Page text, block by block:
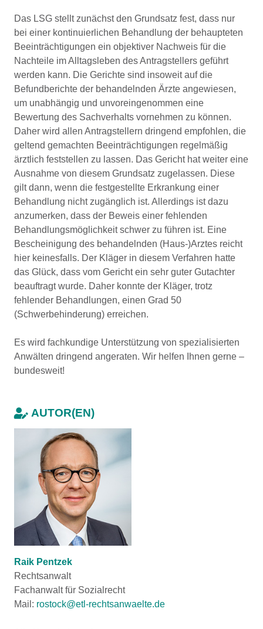
Das LSG stellt zunächst den Grundsatz fest, dass nur
bei einer kontinuierlichen Behandlung der behaupteten
Beeinträchtigungen ein objektiver Nachweis für die
Nachteile im Alltagsleben des Antragstellers geführt
werden kann. Die Gerichte sind insoweit auf die
Befundberichte der behandelnden Ärzte angewiesen,
um unabhängig und unvoreingenommen eine
Bewertung des Sachverhalts vornehmen zu können.
Daher wird allen Antragstellern dringend empfohlen, die
geltend gemachten Beeinträchtigungen regelmäßig
ärztlich feststellen zu lassen. Das Gericht hat weiter eine
Ausnahme von diesem Grundsatz zugelassen. Diese
gilt dann, wenn die festgestellte Erkrankung einer
Behandlung nicht zugänglich ist. Allerdings ist dazu
anzumerken, dass der Beweis einer fehlenden
Behandlungsmöglichkeit schwer zu führen ist. Eine
Bescheinigung des behandelnden (Haus-)Arztes reicht
hier keinesfalls. Der Kläger in diesem Verfahren hatte
das Glück, dass vom Gericht ein sehr guter Gutachter
beauftragt wurde. Daher konnte der Kläger, trotz
fehlender Behandlungen, einen Grad 50
(Schwerbehinderung) erreichen.
Es wird fachkundige Unterstützung von spezialisierten
Anwälten dringend angeraten. Wir helfen Ihnen gerne –
bundesweit!
AUTOR(EN)
Raik Pentzek
Rechtsanwalt
Fachanwalt für Sozialrecht
Mail: rostock@etl-rechtsanwaelte.de